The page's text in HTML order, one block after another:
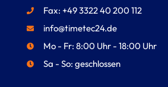
Fax: +49 3322 40 200 112
info@timetec24.de
Mo - Fr: 8:00 Uhr - 18:00 Uhr
Sa - So: geschlossen